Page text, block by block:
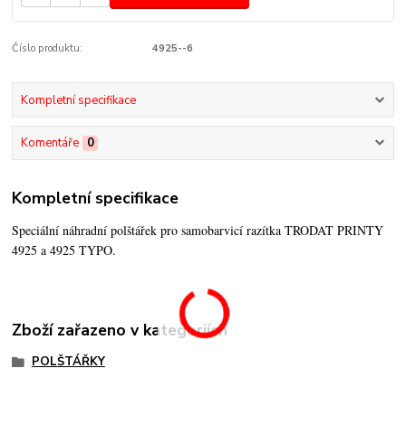
Číslo produktu: 4925--6
Kompletní specifikace
Komentáře 0
Kompletní specifikace
Speciální náhradní polštářek pro samobarvicí razítka TRODAT PRINTY
4925 a 4925 TYPO.
Zboží zařazeno v kategoriích
POLŠTÁŘKY